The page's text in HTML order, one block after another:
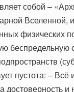
собой –
Вселенной,
физических
беспредельную
пустота: –
достоверность